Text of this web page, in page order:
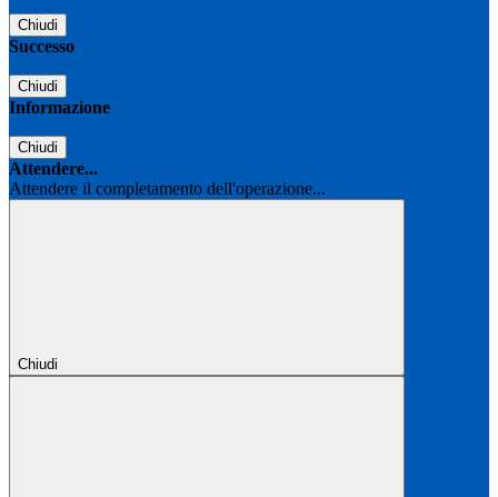
Chiudi
Successo
Chiudi
Informazione
Chiudi
Attendere...
Attendere il completamento dell'operazione...
Chiudi